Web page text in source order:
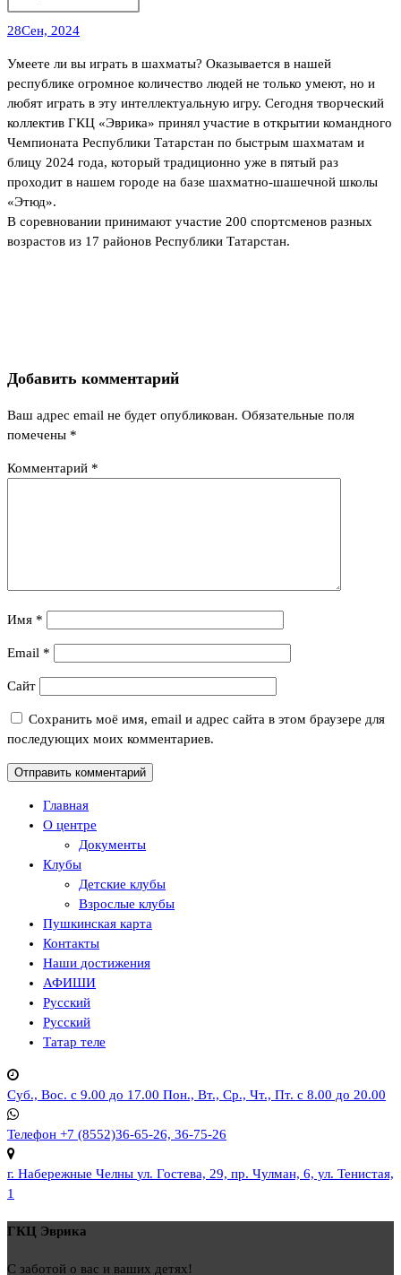
28Сен, 2024
Умеете ли вы играть в шахматы? Оказывается в нашей
республике огромное количество людей не только умеют, но и
любят играть в эту интеллектуальную игру. Сегодня творческий
коллектив ГКЦ «Эврика» принял участие в открытии командного
Чемпионата Республики Татарстан по быстрым шахматам и
блицу 2024 года, который традиционно уже в пятый раз
проходит в нашем городе на базе шахматно-шашечной школы
«Этюд».
В соревновании принимают участие 200 спортсменов разных
возрастов из 17 районов Республики Татарстан.
Добавить комментарий
Ваш адрес email не будет опубликован. Обязательные поля
помечены *
Комментарий *
Имя *
Email *
Сайт
Сохранить моё имя, email и адрес сайта в этом браузере для
последующих моих комментариев.
Главная
О центре
Документы
Клубы
Детские клубы
Взрослые клубы
Пушкинская карта
Контакты
Наши достижения
АФИШИ
Русский
Русский
Татар теле
Суб., Вос. с 9.00 до 17.00 Пон., Вт., Ср., Чт., Пт. с 8.00 до 20.00
Телефон +7 (8552)36-65-26, 36-75-26
г. Набережные Челны ул. Гостева, 29, пр. Чулман, 6, ул. Тенистая,
1
ГКЦ Эврика
С заботой о вас и ваших детях!